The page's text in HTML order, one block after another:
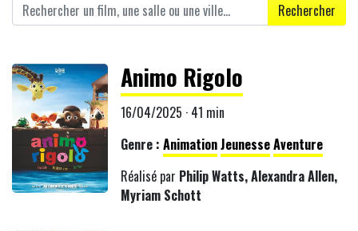
Rechercher
Animo Rigolo
16/04/2025 · 41 min
Genre : AnimationJeunesseAventure
Réalisé par Philip Watts, Alexandra Allen,
Myriam Schott